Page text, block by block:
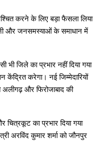
करने के लिए बड़ा फैसला लिया
और जनसमस्याओं के समाधान में
जिले का प्रभार नहीं दिया गया
केंद्रित करेगा। नई जिम्मेदारियों
अलीगढ़ और फिरोजाबाद की
चित्रकूट का प्रभार दिया गया
अरविंद कुमार शर्मा को जौनपुर